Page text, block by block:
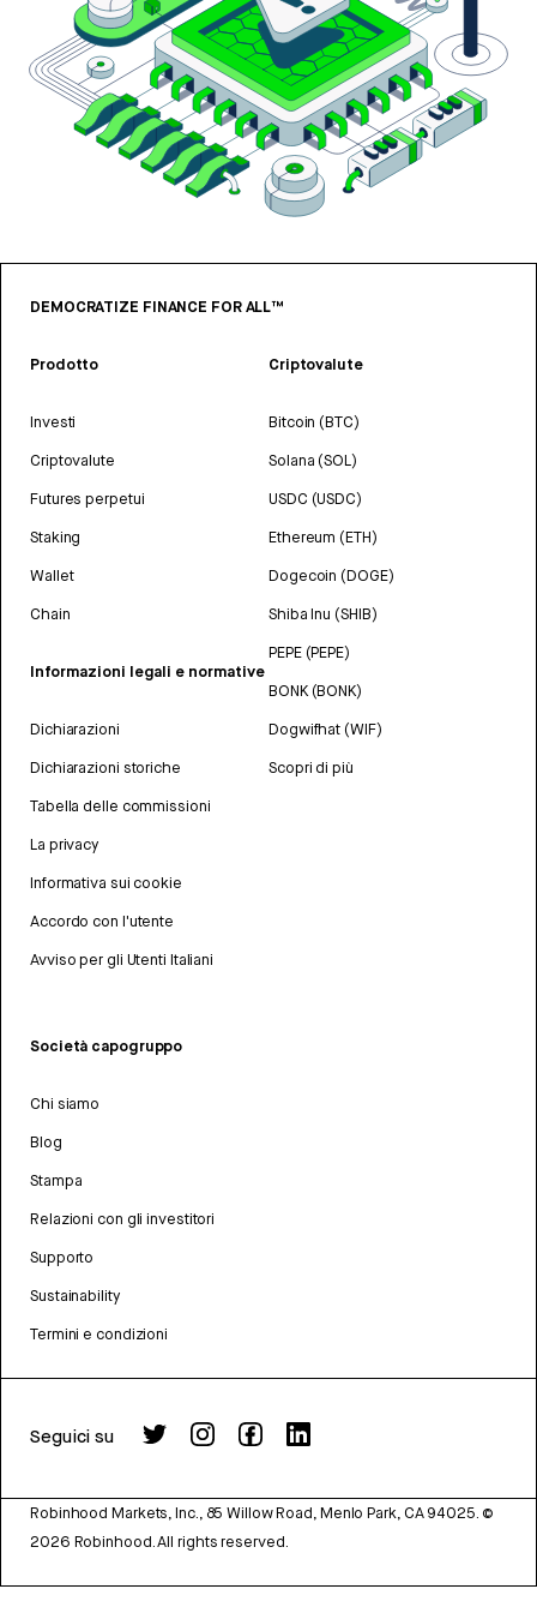
DEMOCRATIZE FINANCE FOR ALL™
Prodotto
Investi
Criptovalute
Futures perpetui
Staking
Wallet
Chain
Informazioni legali e normative
Dichiarazioni
Dichiarazioni storiche
Tabella delle commissioni
La privacy
Informativa sui cookie
Accordo con l'utente
Avviso per gli Utenti Italiani
Criptovalute
Bitcoin (BTC)
Solana (SOL)
USDC (USDC)
Ethereum (ETH)
Dogecoin (DOGE)
Shiba Inu (SHIB)
PEPE (PEPE)
BONK (BONK)
Dogwifhat (WIF)
Scopri di più
Società capogruppo
Chi siamo
Blog
Stampa
Relazioni con gli investitori
Supporto
Sustainability
Termini e condizioni
Seguici su
Robinhood Markets, Inc., 85 Willow Road, Menlo Park, CA 94025. ©
2026 Robinhood. All rights reserved.